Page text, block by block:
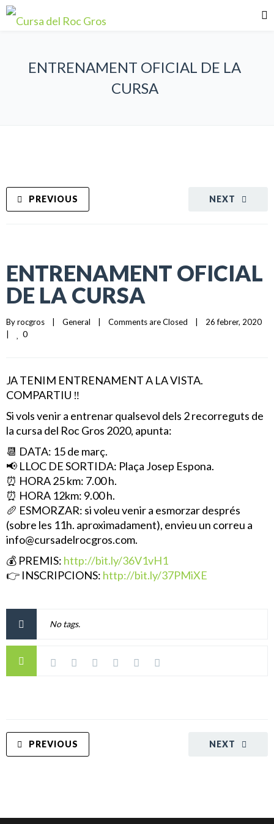
ENTRENAMENT OFICIAL DE LA
CURSA
NEXT
PREVIOUS
ENTRENAMENT OFICIAL
DE LA CURSA
By rocgros General Comments are Closed
0
JA TENIM ENTRENAMENT A LA VISTA.
COMPARTIU ‼
Si vols venir a entrenar qualsevol dels 2 recorreguts de
la cursa del Roc Gros 2020, apunta:
📆 DATA: 15 de març.
📢 LLOC DE SORTIDA: Plaça Josep Espona.
⏰ HORA 25 km: 7.00 h.
⏰ HORA 12km: 9.00 h.
🥖 ESMORZAR: si voleu venir a esmorzar després
(sobre les 11h. aproximadament), envieu un correu a
info@cursadelrocgros.com.
💰 PREMIS: http://bit.ly/36V1vH1
👉 INSCRIPCIONS: http://bit.ly/37PMiXE
No tags.
NEXT
PREVIOUS